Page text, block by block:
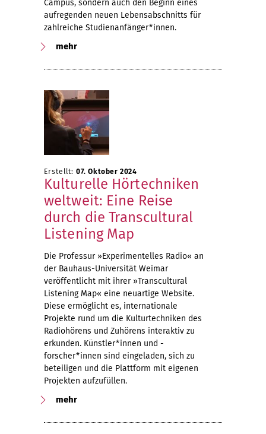
Campus, sondern auch den Beginn eines
aufregenden neuen Lebensabschnitts für
zahlreiche Studienanfänger*innen.
mehr
Erstellt: 07. Oktober 2024
Kulturelle Hörtechniken
weltweit: Eine Reise
durch die Transcultural
Listening Map
Die Professur »Experimentelles Radio« an
der Bauhaus-Universität Weimar
veröffentlicht mit ihrer »Transcultural
Listening Map« eine neuartige Website.
Diese ermöglicht es, internationale
Projekte rund um die Kulturtechniken des
Radiohörens und Zuhörens interaktiv zu
erkunden. Künstler*innen und -
forscher*innen sind eingeladen, sich zu
beteiligen und die Plattform mit eigenen
Projekten aufzufüllen.
mehr